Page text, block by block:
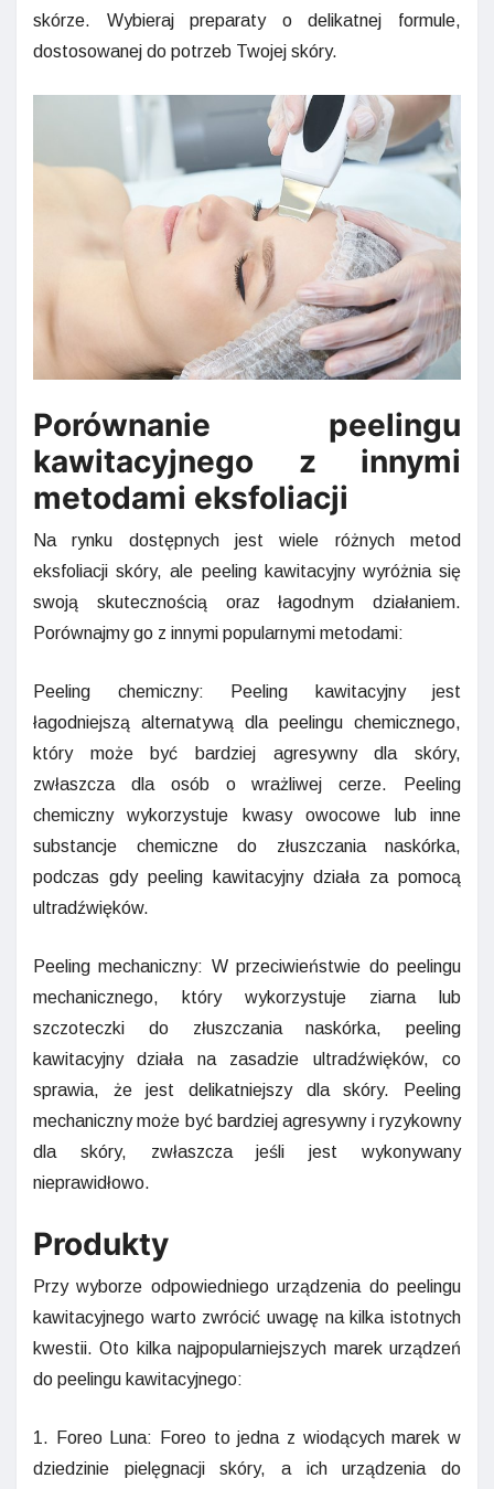
skórze. Wybieraj preparaty o delikatnej formule,
dostosowanej do potrzeb Twojej skóry.
Porównanie peelingu
kawitacyjnego z innymi
metodami eksfoliacji
Na rynku dostępnych jest wiele różnych metod
eksfoliacji skóry, ale peeling kawitacyjny wyróżnia się
swoją skutecznością oraz łagodnym działaniem.
Porównajmy go z innymi popularnymi metodami:
Peeling chemiczny: Peeling kawitacyjny jest
łagodniejszą alternatywą dla peelingu chemicznego,
który może być bardziej agresywny dla skóry,
zwłaszcza dla osób o wrażliwej cerze. Peeling
chemiczny wykorzystuje kwasy owocowe lub inne
substancje chemiczne do złuszczania naskórka,
podczas gdy peeling kawitacyjny działa za pomocą
ultradźwięków.
Peeling mechaniczny: W przeciwieństwie do peelingu
mechanicznego, który wykorzystuje ziarna lub
szczoteczki do złuszczania naskórka, peeling
kawitacyjny działa na zasadzie ultradźwięków, co
sprawia, że jest delikatniejszy dla skóry. Peeling
mechaniczny może być bardziej agresywny i ryzykowny
dla skóry, zwłaszcza jeśli jest wykonywany
nieprawidłowo.
Produkty
Przy wyborze odpowiedniego urządzenia do peelingu
kawitacyjnego warto zwrócić uwagę na kilka istotnych
kwestii. Oto kilka najpopularniejszych marek urządzeń
do peelingu kawitacyjnego:
1. Foreo Luna: Foreo to jedna z wiodących marek w
dziedzinie pielęgnacji skóry, a ich urządzenia do